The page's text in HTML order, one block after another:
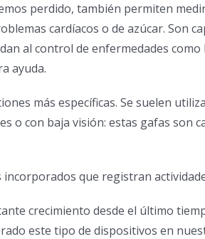
perdido, también permiten
cardíacos o de azúcar. Son
al control de enfermedades
ayuda.
más específicas. Se suelen
o con baja visión: estas gafas son
que registran
crecimiento desde el último
este tipo de dispositivos en